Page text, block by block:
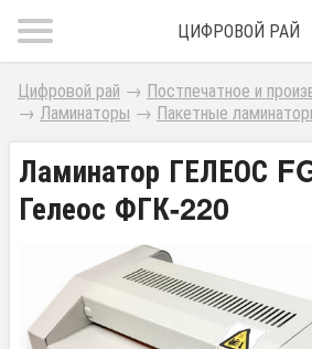
ЦИФРОВОЙ РАЙ
Цифровой рай → Постпечатное и
→ Ламинаторы → Пакетные
Ламинатор ГЕЛЕОС
Гелеос ФГК-220